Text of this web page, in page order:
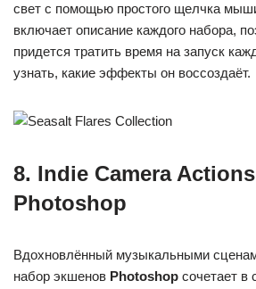
свет с помощью простого щелчка
включает описание каждого набора,
придется тратить время на запуск
узнать, какие эффекты он воссоздаёт.
8. Indie Camera
Photoshop
Вдохновлённый музыкальными
набор экшенов Photoshop сочетает в